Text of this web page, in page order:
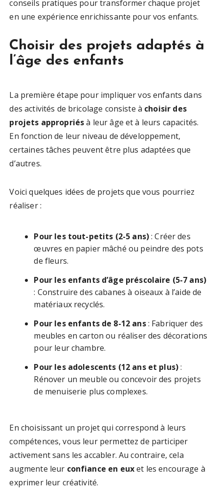
conseils pratiques pour transformer chaque projet
en une expérience enrichissante pour vos enfants.
Choisir des projets adaptés à
l’âge des enfants
La première étape pour impliquer vos enfants dans
des activités de bricolage consiste à choisir des
projets appropriésà leur âge et à leurs capacités.
En fonction de leur niveau de développement,
certaines tâches peuvent être plus adaptées que
d’autres.
Voici quelques idées de projets que vous pourriez
réaliser :
Pour les tout-petits (2-5 ans): Créer des
œuvres en papier mâché ou peindre des pots
de fleurs.
Pour les enfants d’âge préscolaire (5-7 ans)
: Construire des cabanes à oiseaux à l’aide de
matériaux recyclés.
Pour les enfants de 8-12 ans: Fabriquer des
meubles en carton ou réaliser des décorations
pour leur chambre.
Pour les adolescents (12 ans et plus):
Rénover un meuble ou concevoir des projets
de menuiserie plus complexes.
En choisissant un projet qui correspond à leurs
compétences, vous leur permettez de participer
activement sans les accabler. Au contraire, cela
augmente leur confiance en euxet les encourage à
exprimer leur créativité.